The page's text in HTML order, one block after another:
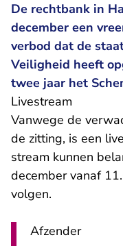
De rechtbank in
december een
verbod dat de
Veiligheid heeft
twee jaar het
Livestream
Vanwege de
de zitting, is een
stream kunnen
december vanaf
volgen.
Afzender